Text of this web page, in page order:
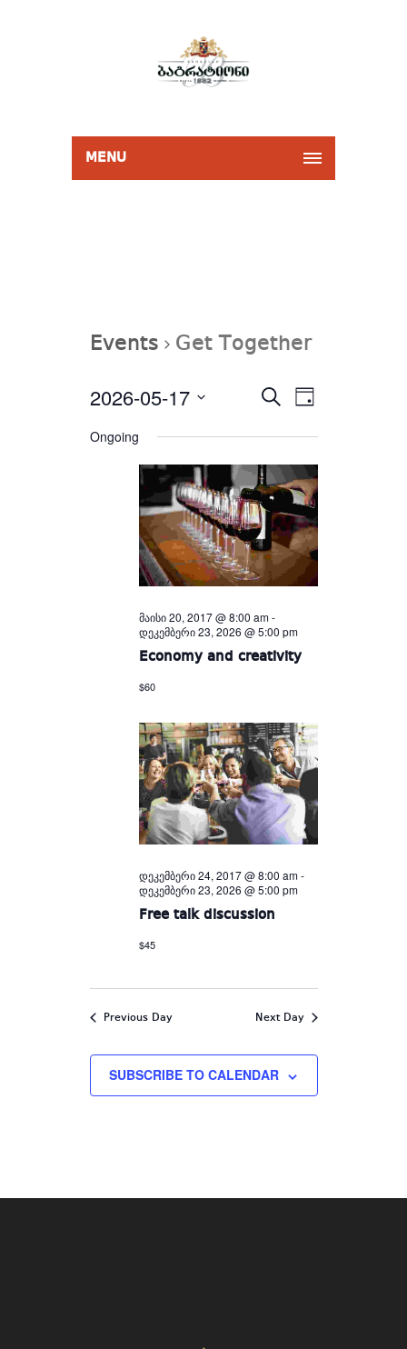
MENU
Events Get Together
Events
Search
and
Navigation
SEARCHEvent
Views
DAY
2026-05-17
Select
Ongoing
მაისი 20, 2017 @ 8:00 am-
დეკემბერი 23, 2026 @ 5:00 pm
Economy and creativity
$60
დეკემბერი 24, 2017 @ 8:00 am-
დეკემბერი 23, 2026 @ 5:00 pm
Free talk discussion
$45
Previous Day Next Day
SUBSCRIBE TO CALENDAR